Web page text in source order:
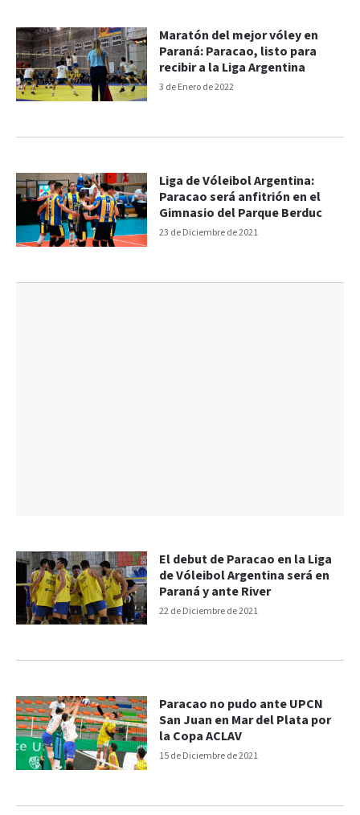
3 de Enero de 2022
Maratón del mejor vóley en
Paraná: Paracao, listo para
recibir a la Liga Argentina
23 de Diciembre de 2021
Liga de Vóleibol Argentina:
Paracao será anfitrión en el
Gimnasio del Parque Berduc
22 de Diciembre de 2021
El debut de Paracao en la Liga
de Vóleibol Argentina será en
Paraná y ante River
15 de Diciembre de 2021
Paracao no pudo ante UPCN
San Juan en Mar del Plata por
la Copa ACLAV